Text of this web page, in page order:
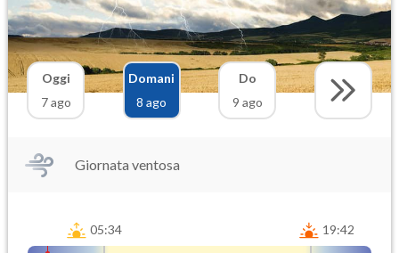
Oggi
7 ago
Domani
8 ago
Do
9 ago
Giornata ventosa
05:34 19:42